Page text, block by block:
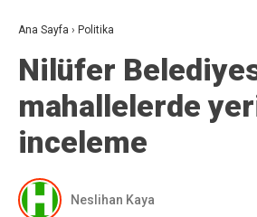
Ana Sayfa › Politika
Nilüfer
mahallelerde
inceleme
Neslihan Kaya